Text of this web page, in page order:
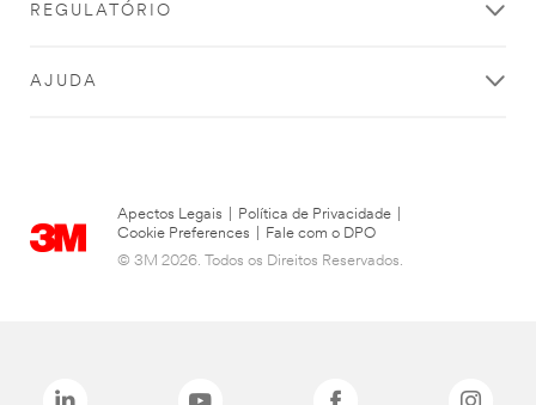
REGULATÓRIO
AJUDA
Apectos Legais Política de Privacidade
Cookie Preferences
Fale com o DPO
© 3M 2026. Todos os Direitos Reservados.